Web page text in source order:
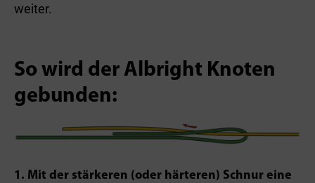
weiter.
So wird der Albright Knoten
gebunden:
1. Mit der stärkeren (oder härteren) Schnur eine